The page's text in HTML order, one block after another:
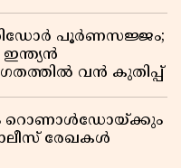
പൂർണസജ്ജം;
വൻ കുതിപ്പ്
റൊണാൾഡോയ്ക്കും
രേഖകൾ